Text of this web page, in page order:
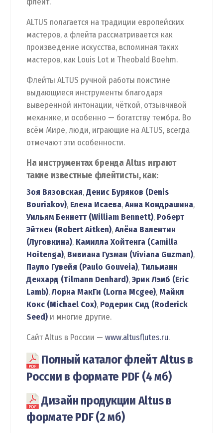
ALTUS полагается на традиции европейских
мастеров, а флейта рассматривается как
произведение искусства, вспоминая таких
мастеров, как Louis Lot и Theobald Boehm.
Флейты ALTUS ручной работы поистине
выдающиеся инструменты благодаря
выверенной интонации, чёткой, отзывчивой
механике, и особенно — богатству тембра. Во
всём Мире, люди, играющие на ALTUS, всегда
отмечают эти особенности.
На инструментах бренда Altus играют
такие известные флейтисты, как:
Зоя Вязовская,Денис Буряков (Denis
Bouriakov), Елена Исаева,Анна Кондрашина,
Уильям Беннетт (William Bennett), Роберт
Эйткен (Robert Aitken),Алёна Валентин
(Луговкина), Камилла Хойтенга (Camilla
Hoitenga), Вивиана Гузман (Viviana Guzman),
Пауло Гувейя (Paulo Gouveia),Тильманн
Денхард (Tilmann Denhard),Эрик Лэмб (Eric
Lamb),Лорна МакГи (Lorna Mcgee), Майкл
Кокс (Michael Cox), Родерик Сид (Roderick
Seed) и многие другие.
Сайт Altus в России — www.altusflutes.ru.
Полный каталог флейт Altus в
России в формате PDF (4 мб)
Дизайн продукции Altus в
формате PDF (2 мб)